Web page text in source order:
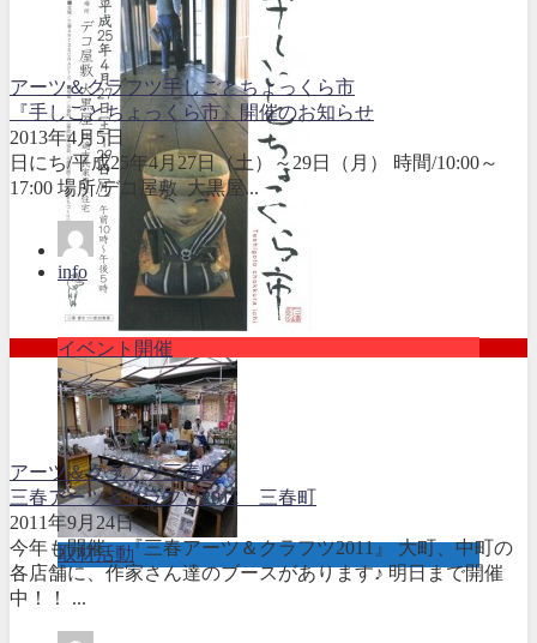
イベント開催
アーツ＆クラフツ手しごとちょっくら市
『手しごとちょっくら市』開催のお知らせ
2013年4月5日
日にち/平成25年4月27日（土）～29日（月） 時間/10:00～
17:00 場所/デコ屋敷 大黒屋...
info
取材活動
アーツ＆クラフツ三春町
三春アーツ＆クラフツ2011 三春町
2011年9月24日
今年も開催、『三春アーツ＆クラフツ2011』 大町、中町の
各店舗に、作家さん達のブースがあります♪ 明日まで開催
中！！ ...